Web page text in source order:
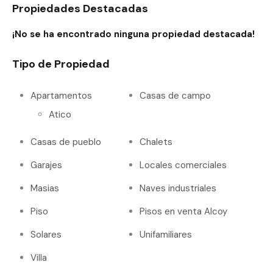
Propiedades Destacadas
¡No se ha encontrado ninguna propiedad destacada!
Tipo de Propiedad
Apartamentos
Atico
Casas de campo
Casas de pueblo
Chalets
Garajes
Locales comerciales
Masias
Naves industriales
Piso
Pisos en venta Alcoy
Solares
Unifamiliares
Villa